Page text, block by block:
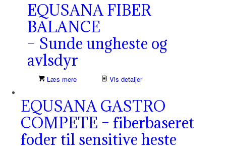
EQUSANA FIBER
BALANCE
– Sunde ungheste og
avlsdyr
Læs mere Vis detaljer
EQUSANA GASTRO
COMPETE – fiberbaseret
foder til sensitive heste